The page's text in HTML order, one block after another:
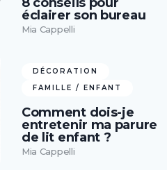
éclairer son bureau
Mia Cappelli
DÉCORATION
FAMILLE / ENFANT
Comment dois-je
entretenir ma parure
de lit enfant ?
Mia Cappelli